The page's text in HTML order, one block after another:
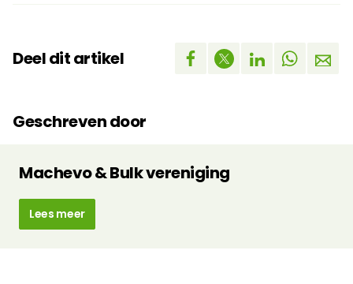
Deel dit artikel
Geschreven door
Machevo & Bulk vereniging
Lees meer